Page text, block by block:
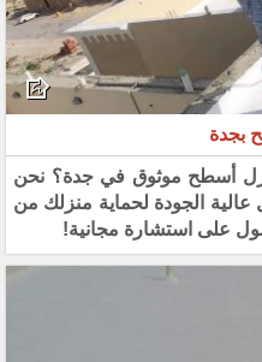
بجدة
أسطح موثوق في جدة؟ نحن
الجودة لحماية منزلك من
على استشارة مجانية!